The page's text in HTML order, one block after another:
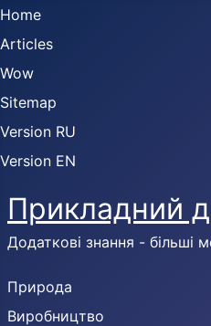
Home
Articles
Wow
Sitemap
Version RU
Version EN
Прикладний
Додаткові знання - більші
Природа
Виробництво